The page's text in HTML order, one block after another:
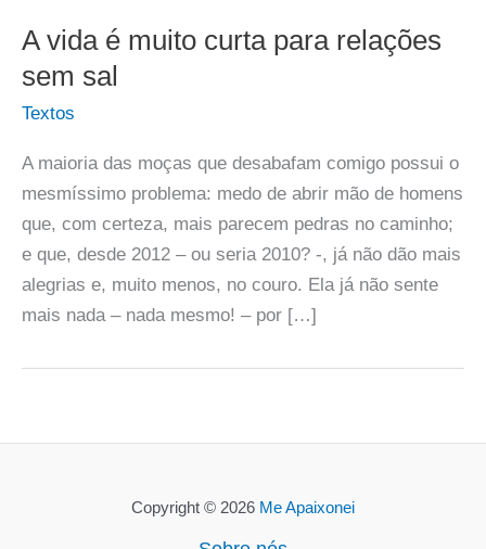
A vida é muito curta para relações
sem sal
Textos
A maioria das moças que desabafam comigo possui o
mesmíssimo problema: medo de abrir mão de homens
que, com certeza, mais parecem pedras no caminho;
e que, desde 2012 – ou seria 2010? -, já não dão mais
alegrias e, muito menos, no couro. Ela já não sente
mais nada – nada mesmo! – por […]
Copyright © 2026 Me Apaixonei